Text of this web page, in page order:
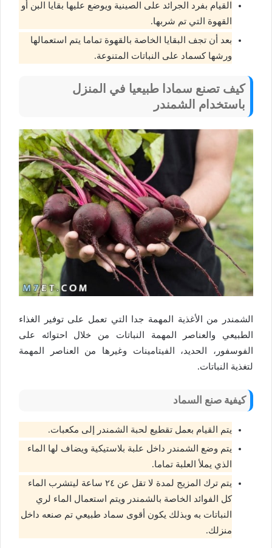
القيام بفرد الجرائد على الصينية ويوضع عليها بقايا البن أو
القهوة التي تم شربها.
بعد أن تجف البقايا الخاصة بالقهوة تماما يتم استعمالها
ورشها كسماد على النباتات المتنوعة.
كيف تصنع سمادا طبيعيا في المنزل
باستخدام الشمندر
الشمندر من الأغذية المهمة جدا التي تعمل على توفير الغذاء
الطبيعي والعناصر المهمة النباتات من خلال احتوائه على
الفوسفور، الحديد، الفيتامينات وغيرها من العناصر المهمة
لتغذية النباتات.
كيفية صنع السماد
يتم القيام بعمل تقطيع لحبة الشمندر إلى مكعبات.
يتم وضع الشمندر داخل علبة بلاستيكية ويضاف لها الماء
الذي يملأ العلبة تماما.
يتم ترك المزيج لمدة لا تقل عن ٢٤ ساعة ليتشرب الماء
كل الفوائد الخاصة بالشمندر ويتم استعمال الماء لري
النباتات به وبذلك يكون أقوى سماد طبيعي تم صنعه داخل
منزلك.